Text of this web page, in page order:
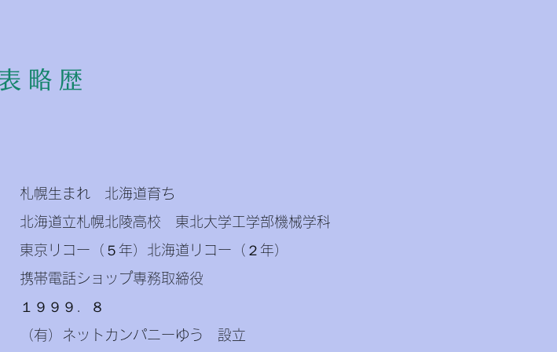
略歴
札幌生まれ 北海道育ち
北海道立札幌北陵高校 東北大学工学部機械学科
東京リコー（５年）北海道リコー（２年）
携帯電話ショップ専務取締役
１９９９．８
（有）ネットカンパニーゆう 設立